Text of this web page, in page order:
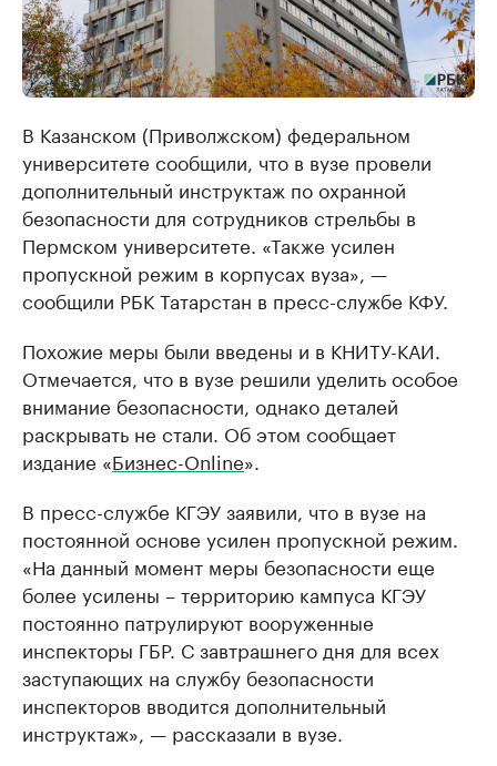
В Казанском (Приволжском) федеральном
университете сообщили, что в вузе провели
дополнительный инструктаж по охранной
безопасности для сотрудников стрельбы в
Пермском университете. «Также усилен
пропускной режим в корпусах вуза», —
сообщили РБК Татарстан в пресс-службе КФУ.
Похожие меры были введены и в КНИТУ-КАИ.
Отмечается, что в вузе решили уделить особое
внимание безопасности, однако деталей
раскрывать не стали. Об этом сообщает
издание «Бизнес-Online».
В пресс-службе КГЭУ заявили, что в вузе на
постоянной основе усилен пропускной режим.
«На данный момент меры безопасности еще
более усилены – территорию кампуса КГЭУ
постоянно патрулируют вооруженные
инспекторы ГБР. С завтрашнего дня для всех
заступающих на службу безопасности
инспекторов вводится дополнительный
инструктаж», — рассказали в вузе.